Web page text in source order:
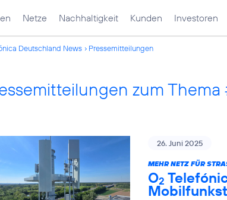
Netze Nachhaltigkeit Kunden Investoren
Deutschland News Pressemitteilungen
zum
26. Juni 2025
MEHR NETZ FÜR
O2